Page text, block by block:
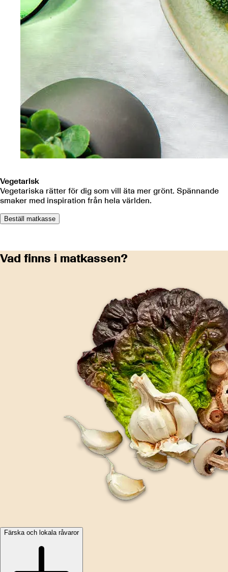
Vegetarisk
Vegetariska rätter för dig som vill äta mer grönt. Spännande
smaker med inspiration från hela världen.
Beställ matkasse
Vad finns i matkassen?
Färska och lokala råvaror